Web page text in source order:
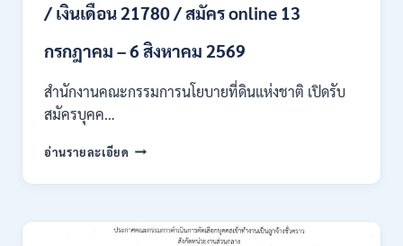
–
สิงหาคม
/ เงินเดือน 21780 / สมัคร online 13
กรกฎาคม – 6 สิงหาคม 2569
สำนักงานคณะกรรมการนโยบายที่ดินแห่งชาติ เปิดรับ
สมัครบุคค…
อ่านรายละเอียด สำนักงาน
กรรมการ
ที่ดิน
แห่ง